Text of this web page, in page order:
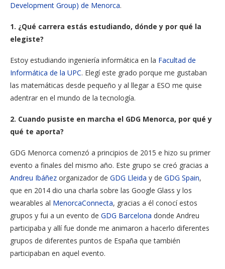
Development Group) de Menorca.
1. ¿Qué carrera estás estudiando, dónde y por qué la
elegiste?
Estoy estudiando ingeniería informática en la Facultad de
Informática de la UPC. Elegí este grado porque me gustaban
las matemáticas desde pequeño y al llegar a ESO me quise
adentrar en el mundo de la tecnología.
2. Cuando pusiste en marcha el GDG Menorca, por qué y
qué te aporta?
GDG Menorca comenzó a principios de 2015 e hizo su primer
evento a finales del mismo año. Este grupo se creó gracias a
Andreu Ibáñez organizador de GDG Lleida y de GDG Spain,
que en 2014 dio una charla sobre las Google Glass y los
wearables al MenorcaConnecta, gracias a él conocí estos
grupos y fui a un evento de GDG Barcelona donde Andreu
participaba y allí fue donde me animaron a hacerlo diferentes
grupos de diferentes puntos de España que también
participaban en aquel evento.